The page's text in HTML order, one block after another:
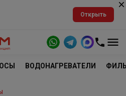
Открыть
ВОДОНАГРЕВАТЕЛИ